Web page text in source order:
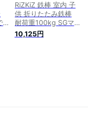
RiZKiZ 鉄棒 室内 子
供 折りたたみ鉄棒
耐荷重100kg SGマ
ーク 家庭用 トレー
ニング 子ども 逆上
10,125円